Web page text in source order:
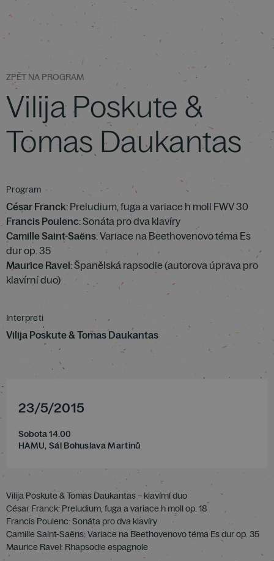
ZPĚT NA PROGRAM
Vilija Poskute &
Tomas Daukantas
Program
César Franck: Preludium, fuga a variace h moll FWV 30
Francis Poulenc: Sonáta pro dva klavíry
Camille Saint-Saëns: Variace na Beethovenovo téma Es
dur op. 35
Maurice Ravel: Španělská rapsodie (autorova úprava pro
klavírní duo)
Interpreti
Vilija Poskute & Tomas Daukantas
23/5/2015
Sobota 14.00
HAMU, Sál Bohuslava Martinů
Vilija Poskute & Tomas Daukantas – klavírní duo
César Franck: Preludium, fuga a variace h moll op. 18
Francis Poulenc: Sonáta pro dva klavíry
Camille Saint-Saëns: Variace na Beethovenovo téma Es dur op. 35
Maurice Ravel: Rhapsodie espagnole